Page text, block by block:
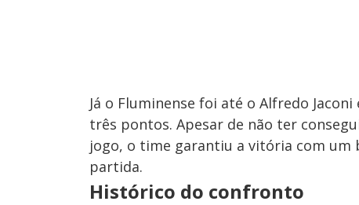
Já o Fluminense foi até o Alfredo
três pontos. Apesar de não ter
jogo, o time garantiu a vitória com um
partida.
Histórico do confronto